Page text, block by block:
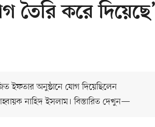
করে দিয়েছে’
ইফতার অনুষ্ঠানে যোগ দিয়েছিলেন
নাহিদ ইসলাম। বিস্তারিত দেখুন—